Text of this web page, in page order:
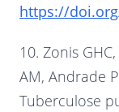
https://
10. Zonis
AM, Andrade
Tuberculose